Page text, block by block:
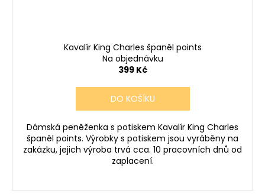
Kavalír King Charles španěl points
Na objednávku
399 Kč
DO KOŠÍKU
Dámská peněženka s potiskem Kavalír King Charles
španěl points. Výrobky s potiskem jsou vyráběny na
zakázku, jejich výroba trvá cca. 10 pracovních dnů od
zaplacení.